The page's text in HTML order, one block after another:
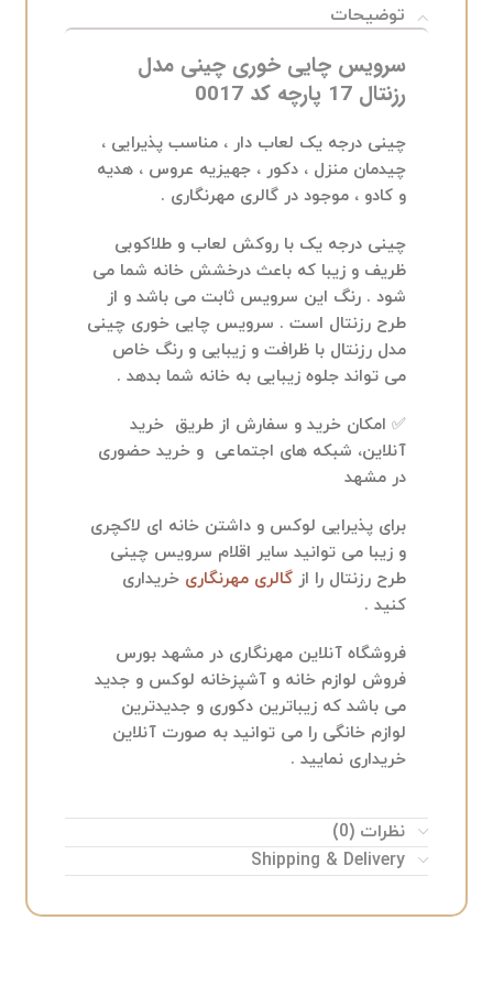
توضیحات
سرویس چایی خوری چینی مدل
رزنتال 17 پارچه کد 0017
چینی درجه یک لعاب دار ، مناسب پذیرایی ،
چیدمان منزل ، دکور ، جهیزیه عروس ، هدیه
و کادو ، موجود در گالری مهرنگاری .
چینی درجه یک با روکش لعاب و طلاکوبی
ظریف و زیبا که باعث درخشش خانه شما می
شود . رنگ این سرویس ثابت می باشد و از
طرح رزنتال است . سرویس چایی خوری چینی
مدل رزنتال با ظرافت و زیبایی و رنگ خاص
می تواند جلوه زیبایی به خانه شما بدهد .
✅ امکان خرید و سفارش از طریق خرید
آنلاین، شبکه های اجتماعی و خرید حضوری
در مشهد
برای پذیرایی لوکس و داشتن خانه ای لاکچری
و زیبا می توانید سایر اقلام سرویس چینی
طرح رزنتال را از گالری مهرنگاری خریداری
کنید .
فروشگاه آنلاین مهرنگاری در مشهد بورس
فروش لوازم خانه و آشپزخانه لوکس و جدید
می باشد که زیباترین دکوری و جدیدترین
لوازم خانگی را می توانید به صورت آنلاین
خریداری نمایید .
نظرات (0)
Shipping & Delivery